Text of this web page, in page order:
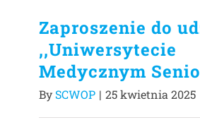
Zaproszenie do
,,Uniwersytecie
Medycznym
BySCWOP | 25 kwietnia 2025